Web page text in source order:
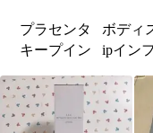
プラセンタ ボディ
キープイン
ipイン